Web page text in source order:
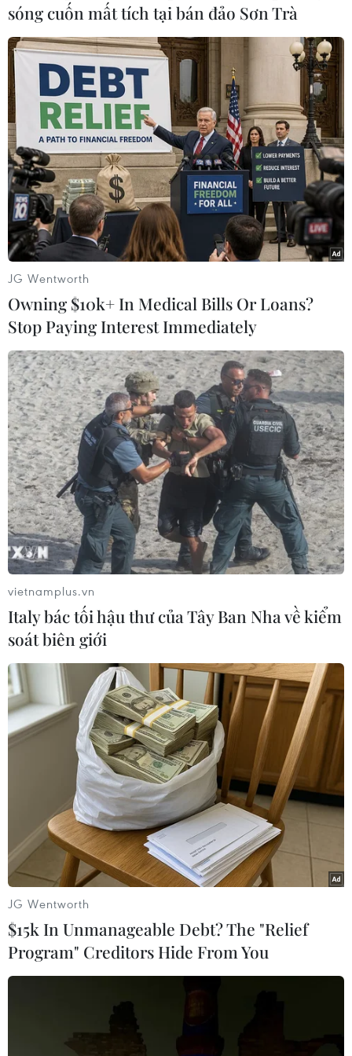
#AAG #cáp quang
#đường truyền internet
#tết nguyên đán
TIN LIÊN QUAN
Đứt cáp biển Liên Á, Internet Việt Nam đi
quốc tế bị ảnh hưởng
12/01/2019 03:41
Sáng ngày 10/01, hệ thống cáp quang biển Liên Á (Intra
Asia - IA) gặp sự cố khiến dung lượng kết nối Internet
của Viettel từ Việt Nam đi Singapore, Hong Kong và Mỹ
bị sụt giảm.
sóng cuốn mất tích tại bán đảo Sơn Trà
JG Wentworth
Owning $10k+ In Medical Bills Or Loans?
Stop Paying Interest Immediately
vietnamplus.vn
Italy bác tối hậu thư của Tây Ban Nha về kiểm
soát biên giới
JG Wentworth
$15k In Unmanageable Debt? The "Relief
Program" Creditors Hide From You